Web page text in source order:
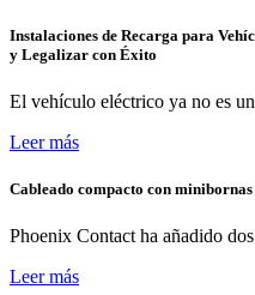
Instalaciones de Recarga para
y Legalizar con Éxito
El vehículo eléctrico ya no es
Leer más
Cableado compacto con minibornas
Phoenix Contact ha añadido
Leer más